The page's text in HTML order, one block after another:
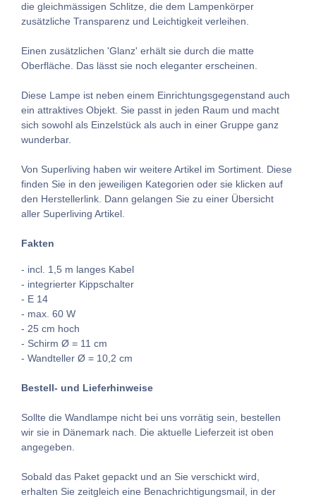
die gleichmässigen Schlitze, die dem Lampenkörper
zusätzliche Transparenz und Leichtigkeit verleihen.
Einen zusätzlichen 'Glanz' erhält sie durch die matte
Oberfläche. Das lässt sie noch eleganter erscheinen.
Diese Lampe ist neben einem Einrichtungsgegenstand auch
ein attraktives Objekt. Sie passt in jeden Raum und macht
sich sowohl als Einzelstück als auch in einer Gruppe ganz
wunderbar.
Von Superliving haben wir weitere Artikel im Sortiment. Diese
finden Sie in den jeweiligen Kategorien oder sie klicken auf
den Herstellerlink. Dann gelangen Sie zu einer Übersicht
aller Superliving Artikel.
Fakten
- incl. 1,5 m langes Kabel
- integrierter Kippschalter
- E 14
- max. 60 W
- 25 cm hoch
- Schirm Ø = 11 cm
- Wandteller Ø = 10,2 cm
Bestell- und Lieferhinweise
Sollte die Wandlampe nicht bei uns vorrätig sein, bestellen
wir sie in Dänemark nach. Die aktuelle Lieferzeit ist oben
angegeben.
Sobald das Paket gepackt und an Sie verschickt wird,
erhalten Sie zeitgleich eine Benachrichtigungsmail, in der